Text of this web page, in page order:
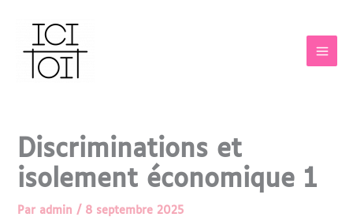
contenu
Discriminations et
isolement économique 1
Par admin / 8 septembre 2025